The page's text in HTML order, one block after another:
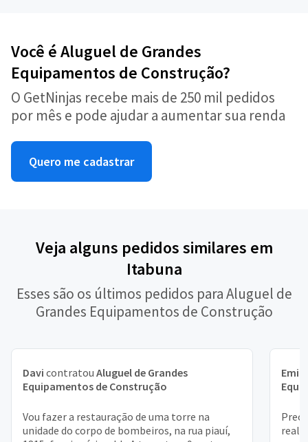
Você é Aluguel de Grandes
Equipamentos de Construção?
O GetNinjas recebe mais de 250 mil pedidos
por mês e pode ajudar a aumentar sua renda
Quero me cadastrar
Veja alguns pedidos similares em
Itabuna
Esses são os últimos pedidos para Aluguel de
Grandes Equipamentos de Construção
Davi contratou Aluguel de Grandes
Equipamentos de Construção
Vou fazer a restauração de uma torre na
unidade do corpo de bombeiros, na rua piauí,